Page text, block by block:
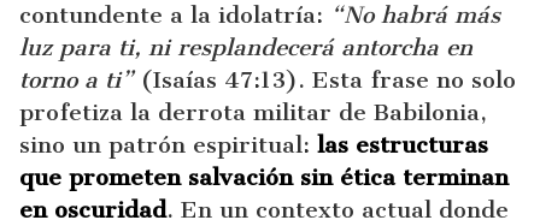
contundente a la idolatría: “No habrá más
luz para ti, ni resplandecerá antorcha en
torno a ti”(Isaías 47:13). Esta frase no solo
profetiza la derrota militar de Babilonia,
sino un patrón espiritual: las estructuras
que prometen salvación sin ética terminan
en oscuridad. En un contexto actual donde